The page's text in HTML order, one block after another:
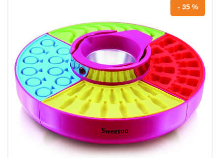
- 35 %